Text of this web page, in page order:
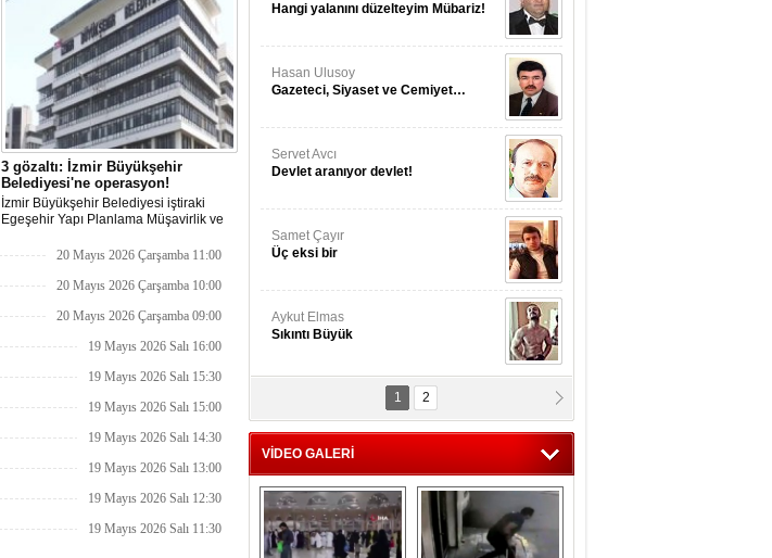
3 gözaltı: İzmir Büyükşehir
Belediyesi'ne operasyon!
İzmir Büyükşehir Belediyesi iştiraki
Egeşehir Yapı Planlama Müşavirlik ve
karıştırma' operasyonu düzenlendi. 4
tarafınca gözaltına alındı.
20 Mayıs 2026 Çarşamba 11:00
20 Mayıs 2026 Çarşamba 10:00
20 Mayıs 2026 Çarşamba 09:00
19 Mayıs 2026 Salı 16:00
19 Mayıs 2026 Salı 15:30
19 Mayıs 2026 Salı 15:00
19 Mayıs 2026 Salı 14:30
19 Mayıs 2026 Salı 13:00
19 Mayıs 2026 Salı 12:30
19 Mayıs 2026 Salı 11:30
Hangi yalanını düzelteyim Mübariz!
Hasan Ulusoy
Gazeteci, Siyaset ve Cemiyet…
Servet Avcı
Devlet aranıyor devlet!
Samet Çayır
Üç eksi bir
Aykut Elmas
Sıkıntı Büyük
Mehmet Akyol
Terket ...!
1 2
VİDEO GALERİ